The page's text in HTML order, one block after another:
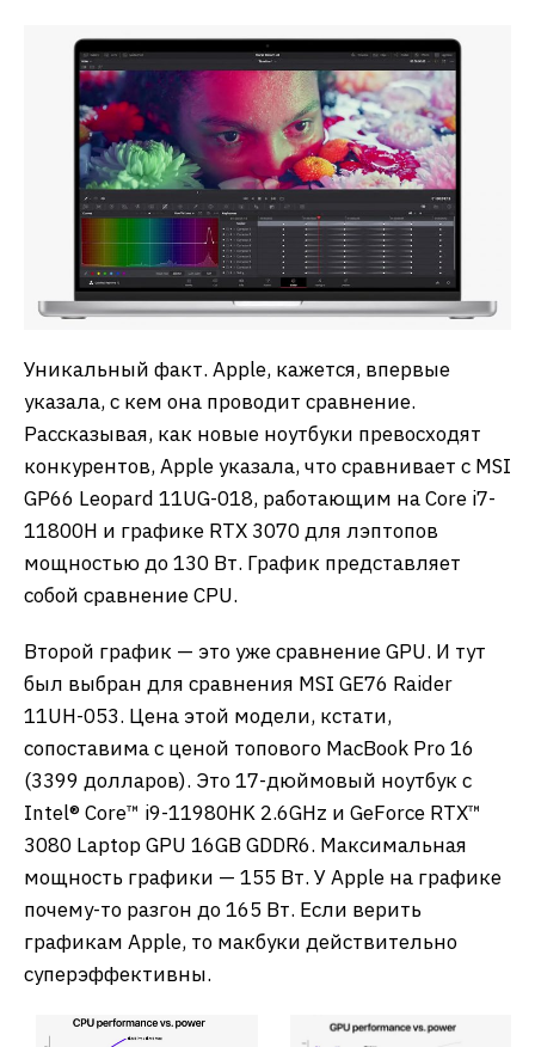
Уникальный факт. Apple, кажется, впервые
указала, с кем она проводит сравнение.
Рассказывая, как новые ноутбуки превосходят
конкурентов, Apple указала, что сравнивает с MSI
GP66 Leopard 11UG-018, работающим на Core i7-
11800H и графике RTX 3070 для лэптопов
мощностью до 130 Вт. График представляет
собой сравнение CPU.
Второй график — это уже сравнение GPU. И тут
был выбран для сравнения MSI GE76 Raider
11UH-053. Цена этой модели, кстати,
сопоставима с ценой топового MacBook Pro 16
(3399 долларов). Это 17-дюймовый ноутбук с
Intel® Core™ i9-11980HK 2.6GHz и GeForce RTX™
3080 Laptop GPU 16GB GDDR6. Максимальная
мощность графики — 155 Вт. У Apple на графике
почему-то разгон до 165 Вт. Если верить
графикам Apple, то макбуки действительно
суперэффективны.